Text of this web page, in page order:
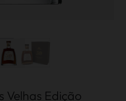
Velhas Edição